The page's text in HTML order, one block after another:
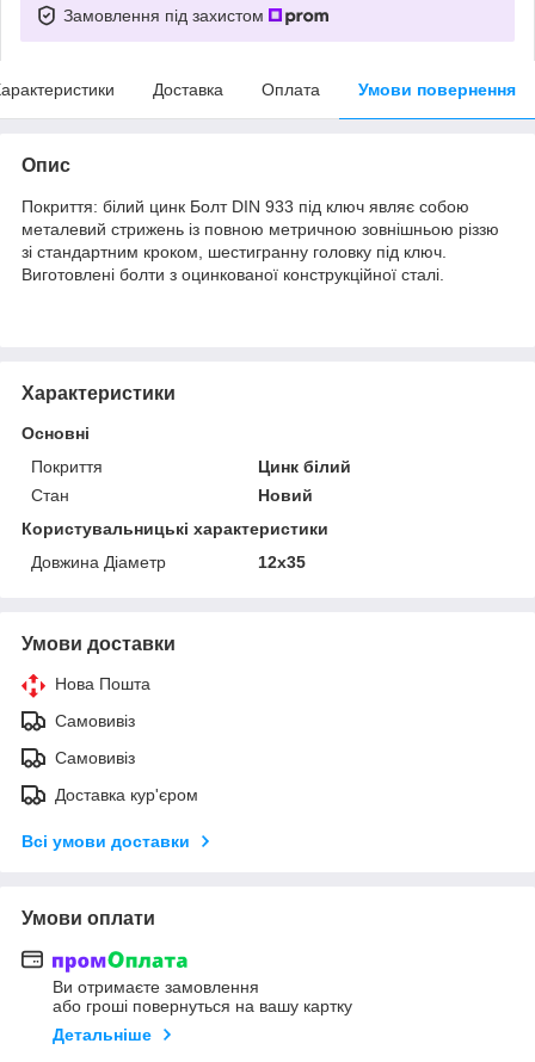
Замовлення під захистом
Доставка Оплата Умови повернення
Опис
Покриття: білий цинк Болт DIN 933 під ключ являє собою
металевий стрижень із повною метричною зовнішньою різзю
зі стандартним кроком, шестигранну головку під ключ.
Виготовлені болти з оцинкованої конструкційної сталі.
Характеристики
Основні
Покриття
Цинк білий
Стан
Новий
Користувальницькі характеристики
Довжина Діаметр
12х35
Умови доставки
Нова Пошта
Самовивіз
Самовивіз
Доставка кур'єром
Всі умови доставки
Умови оплати
Ви отримаєте замовлення
або гроші повернуться на вашу картку
Детальніше